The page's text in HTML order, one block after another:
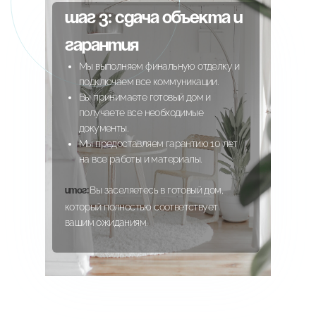
Шаг 3: Сдача объекта и
гарантия
Мы выполняем финальную отделку и
подключаем все коммуникации.
Вы принимаете готовый дом и
получаете все необходимые
документы.
Мы предоставляем гарантию 10 лет
на все работы и материалы.
Итог:Вы заселяетесь в готовый дом,
который полностью соответствует
вашим ожиданиям.